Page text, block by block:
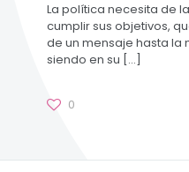
La política necesita de
cumplir sus objetivos,
de un mensaje hasta la
siendo en su […]
0